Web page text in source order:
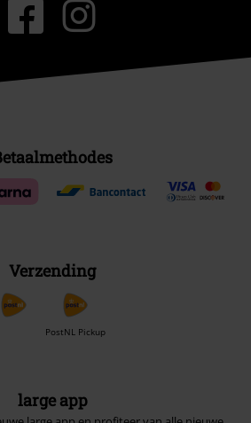
Verzending
PostNL Pickup
large app